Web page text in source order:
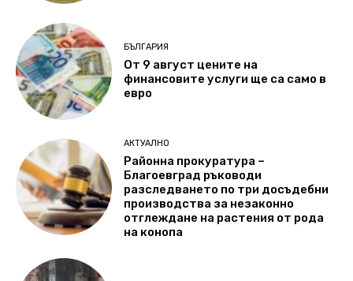
БЪЛГАРИЯ
От 9 август цените на
финансовите услуги ще са само в
евро
АКТУАЛНО
Районна прокуратура –
Благоевград ръководи
разследването по три досъдебни
производства за незаконно
отглеждане на растения от рода
на конопа